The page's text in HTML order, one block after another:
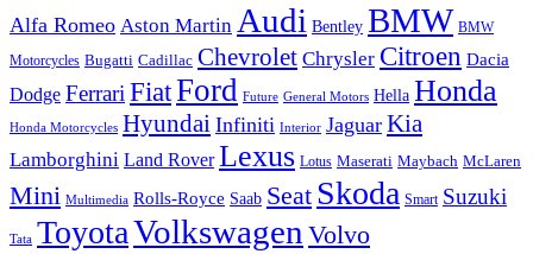
Alfa Romeo Aston Martin Audi Bentley BMW BMW
Motorcycles Bugatti Cadillac Chevrolet Chrysler Citroen Dacia
Dodge Ferrari FiatFord Future General Motors Hella Honda
Honda Motorcycles Hyundai Infiniti Interior Jaguar Kia
Lamborghini Land Rover Lexus Lotus Maserati Maybach McLaren
Mini Multimedia Rolls-Royce Saab Seat Skoda Smart Suzuki
Tata ToyotaVolkswagen Volvo